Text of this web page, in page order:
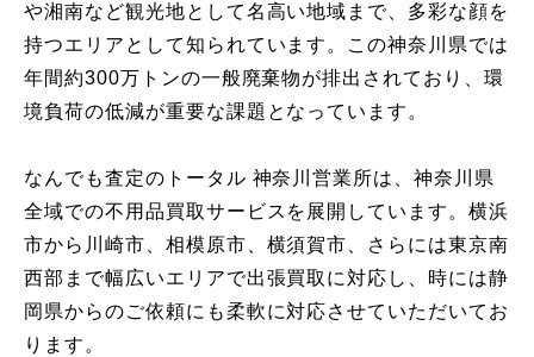
や湘南など観光地として名高い地域まで、多彩な顔を
持つエリアとして知られています。この神奈川県では
年間約300万トンの一般廃棄物が排出されており、環
境負荷の低減が重要な課題となっています。
なんでも査定のトータル 神奈川営業所は、神奈川県
全域での不用品買取サービスを展開しています。横浜
市から川崎市、相模原市、横須賀市、さらには東京南
西部まで幅広いエリアで出張買取に対応し、時には静
岡県からのご依頼にも柔軟に対応させていただいてお
ります。